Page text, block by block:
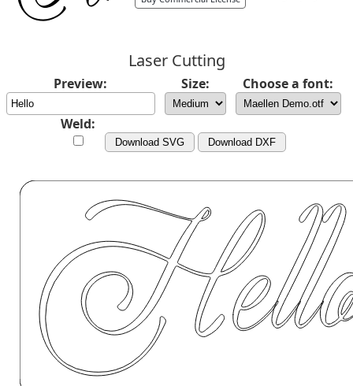
Laser Cutting
Preview: Size: Choose a font:
Weld:
Download SVG Download DXF